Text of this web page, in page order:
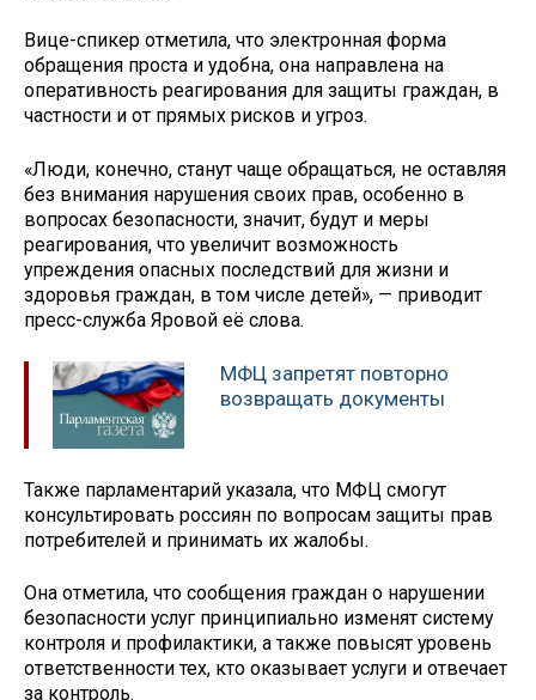
Вице-спикер отметила, что электронная форма
обращения проста и удобна, она направлена на
оперативность реагирования для защиты граждан, в
частности и от прямых рисков и угроз.
«Люди, конечно, станут чаще обращаться, не оставляя
без внимания нарушения своих прав, особенно в
вопросах безопасности, значит, будут и меры
реагирования, что увеличит возможность
упреждения опасных последствий для жизни и
здоровья граждан, в том числе детей», — приводит
пресс-служба Яровой её слова.
МФЦ запретят повторно
возвращать документы
Также парламентарий указала, что МФЦ смогут
консультировать россиян по вопросам защиты прав
потребителей и принимать их жалобы.
Она отметила, что сообщения граждан о нарушении
безопасности услуг принципиально изменят систему
контроля и профилактики, а также повысят уровень
ответственности тех, кто оказывает услуги и отвечает
за контроль.